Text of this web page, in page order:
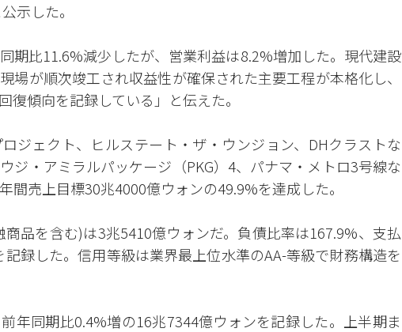
示した。
期比11.6%減少したが、営業利益は8.2%増加した。現代建設
場が順次竣工され収益性が確保された主要工程が本格化し、
傾向を記録している」と伝えた。
ジェクト、ヒルステート・ザ・ウンジョン、DHクラストな
ジ・アミラルパッケージ（PKG）4、パナマ・メトロ3号線な
間売上目標30兆4000億ウォンの49.9%を達成した。
品を含む)は3兆5410億ウォンだ。負債比率は167.9%、支払
録した。信用等級は業界最上位水準のAA-等級で財務構造を
年同期比0.4%増の16兆7344億ウォンを記録した。上半期ま